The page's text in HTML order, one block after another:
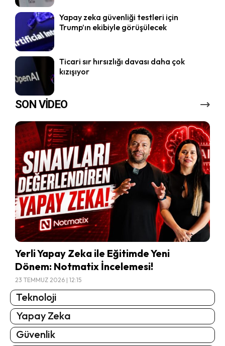
Yapay zeka güvenliği testleri için
Trump’ın ekibiyle görüşülecek
Ticari sır hırsızlığı davası daha çok
kızışıyor
SON VİDEO
Yerli Yapay Zeka ile Eğitimde Yeni
Dönem: Notmatix İncelemesi!
23 TEMMUZ 2026 | 12:15
Teknoloji
Yapay Zeka
Güvenlik